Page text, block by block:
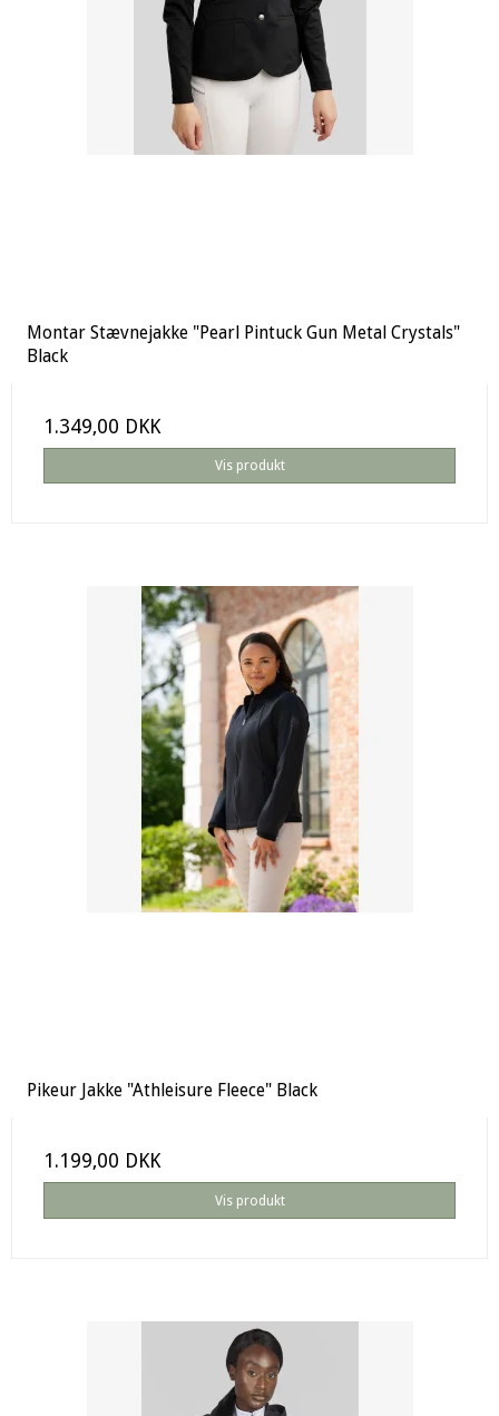
Montar Stævnejakke "Pearl Pintuck Gun Metal Crystals"
Black
1.349,00 DKK
Vis produkt
Pikeur Jakke "Athleisure Fleece" Black
1.199,00 DKK
Vis produkt